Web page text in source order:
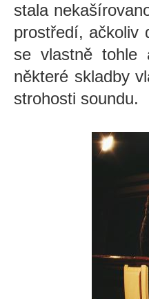
stala
prostředí, ačkoliv
se vlastně tohle
některé skladby
strohosti soundu.